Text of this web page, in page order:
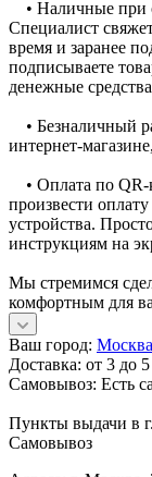
• Наличные при
Специалист
время и заранее
подписываете
денежные
• Безналичный
интернет-
• Оплата по QR-
произвести
устройства.
инструкциям на
Мы стремимся
комфортным для
Ваш город: Москва
Доставка: от 3 до
Самовывоз: Есть
Пункты выдачи в
Самовывоз